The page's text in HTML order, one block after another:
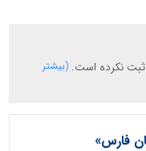
ثبت نکرده است. (بیشتر
فارس»